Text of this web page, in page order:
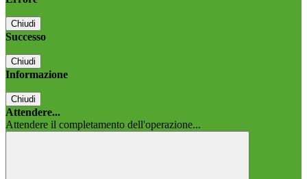
Chiudi
Successo
Chiudi
Informazione
Chiudi
Attendere...
Attendere il completamento dell'operazione...